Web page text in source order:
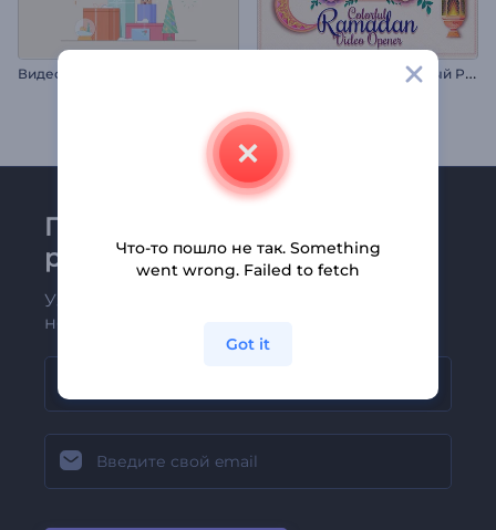
В
идеозаставка "Красочный Рамадан"
Присоединяйтесь к
рассылке Renderforest
Узнавайте о последних новостях и
новых предложениях первыми
Что-то пошло не так. Something
went wrong. Failed to fetch
Got it